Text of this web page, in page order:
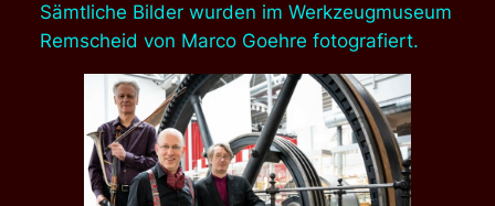
Sämtliche Bilder wurden im Werkzeugmuseum
Remscheid von Marco Goehre fotografiert.